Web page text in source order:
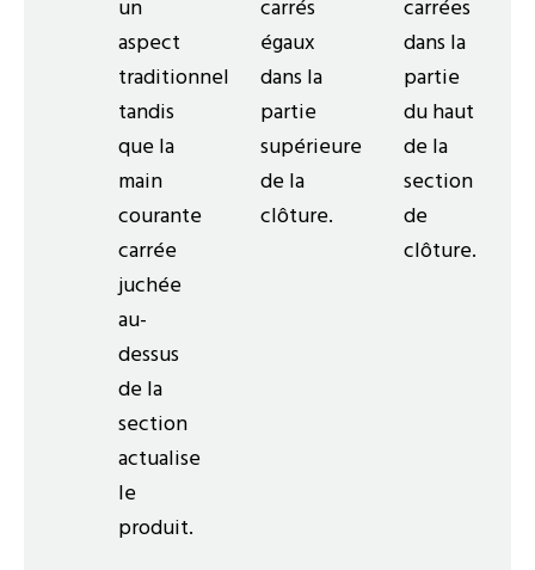
un
aspect
traditionnel
tandis
que la
main
courante
carrée
juchée
au-
dessus
de la
section
actualise
le
produit.
carrés
égaux
dans la
partie
supérieure
de la
clôture.
carrées
dans la
partie
du haut
de la
section
de
clôture.